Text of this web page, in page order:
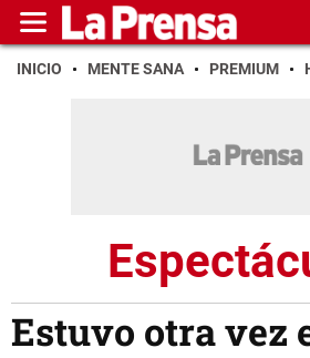
INICIO MENTE SANA PREMIUM
Estuvo otra vez